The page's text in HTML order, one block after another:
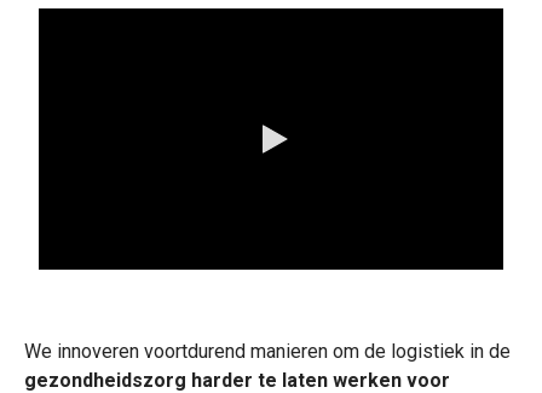
We innoveren voortdurend manieren om de logistiek in de
gezondheidszorg harder te laten werken voor